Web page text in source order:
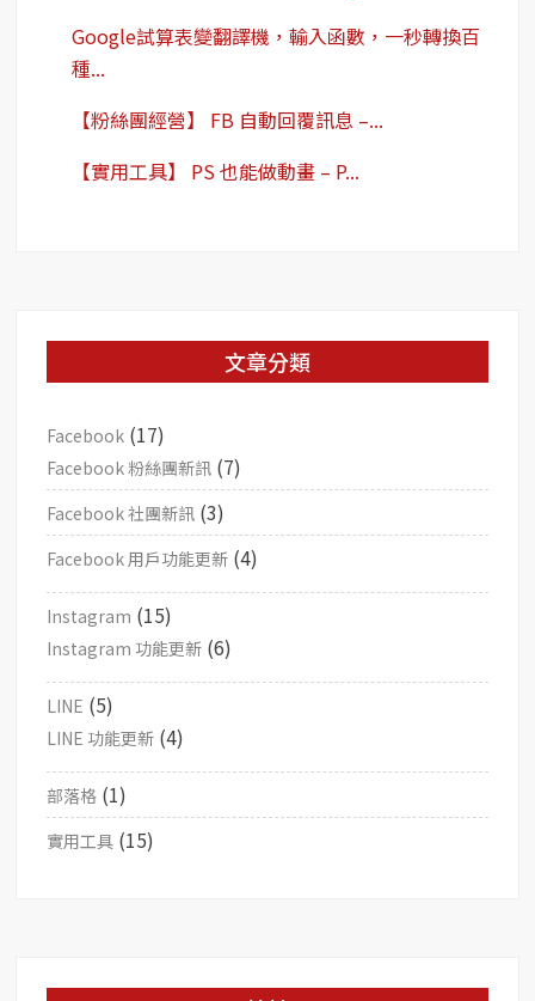
Google試算表變翻譯機，輸入函數，一秒轉換百
種...
【粉絲團經營】 FB 自動回覆訊息 –...
【實用工具】 PS 也能做動畫 – P...
文章分類
Facebook (17)
Facebook 粉絲團新訊 (7)
Facebook 社團新訊 (3)
Facebook 用戶功能更新 (4)
Instagram (15)
Instagram 功能更新 (6)
LINE (5)
LINE 功能更新 (4)
部落格 (1)
實用工具 (15)